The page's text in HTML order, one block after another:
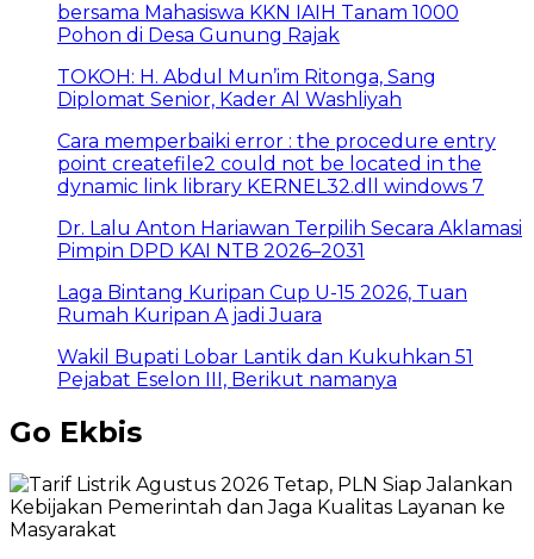
bersama Mahasiswa KKN IAIH Tanam 1000
Pohon di Desa Gunung Rajak
TOKOH: H. Abdul Mun’im Ritonga, Sang
Diplomat Senior, Kader Al Washliyah
Cara memperbaiki error : the procedure entry
point createfile2 could not be located in the
dynamic link library KERNEL32.dll windows 7
Dr. Lalu Anton Hariawan Terpilih Secara Aklamasi
Pimpin DPD KAI NTB 2026–2031
Laga Bintang Kuripan Cup U-15 2026, Tuan
Rumah Kuripan A jadi Juara
Wakil Bupati Lobar Lantik dan Kukuhkan 51
Pejabat Eselon III, Berikut namanya
Go Ekbis